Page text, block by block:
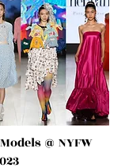
@ NYFW